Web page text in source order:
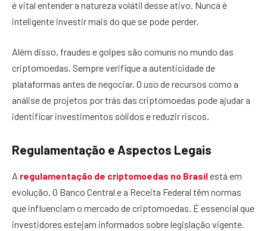
é vital entender a natureza volátil desse ativo. Nunca é
inteligente investir mais do que se pode perder.
Além disso, fraudes e golpes são comuns no mundo das
criptomoedas. Sempre verifique a autenticidade de
plataformas antes de negociar. O uso de recursos como a
análise de projetos por trás das criptomoedas pode ajudar a
identificar investimentos sólidos e reduzir riscos.
Regulamentação e Aspectos Legais
A regulamentação de criptomoedas no Brasilestá em
evolução. O Banco Central e a Receita Federal têm normas
que influenciam o mercado de criptomoedas. É essencial que
investidores estejam informados sobre legislação vigente.